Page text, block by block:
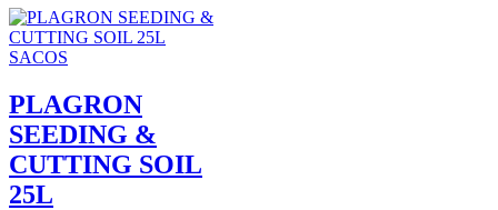
SACOS
PLAGRON
SEEDING &
CUTTING SOIL
25L